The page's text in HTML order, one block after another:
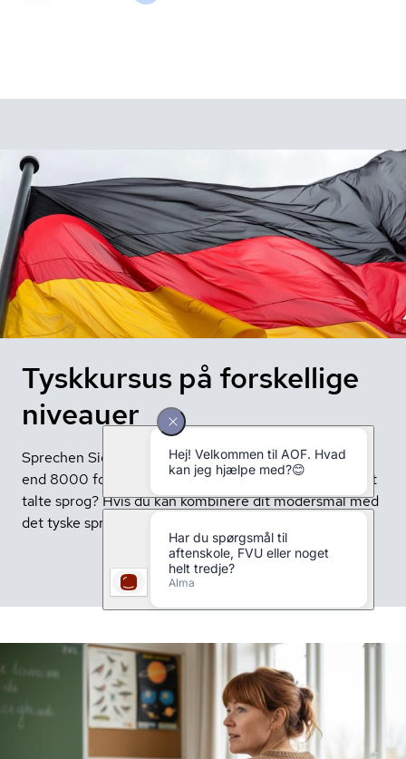
Tyskkursus på forskellige
niveauer
Sprechen Sie Deutsch? Vidste du, at der findes mere
end 8000 forskellige sprog, og tysk er det tiende mest
talte sprog? Hvis du kan kombinere dit modersmål med
det tyske sprog, kan det åbne mange døre for dig.